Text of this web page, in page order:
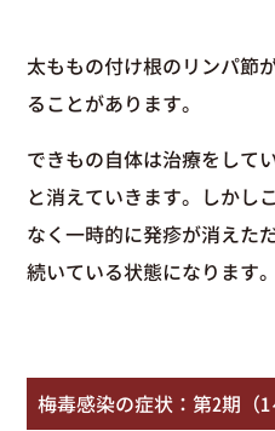
太ももの付け根のリンパ節
ることがあります。
できもの自体は治療をして
と消えていきます。しかし
なく一時的に発疹が消えた
続いている状態になります。
梅毒感染の症状：第2期（1